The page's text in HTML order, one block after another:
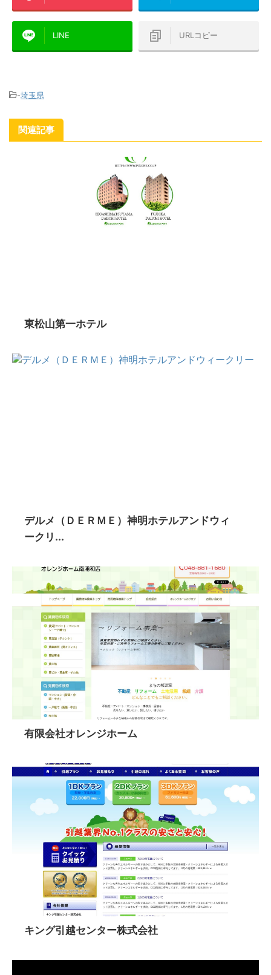
LINE URLコピー
-埼玉県
関連記事
東松山第一ホテル
デルメ（ＤＥＲＭＥ）神明ホテルアンドウィ
ークリ...
有限会社オレンジホーム
キング引越センター株式会社